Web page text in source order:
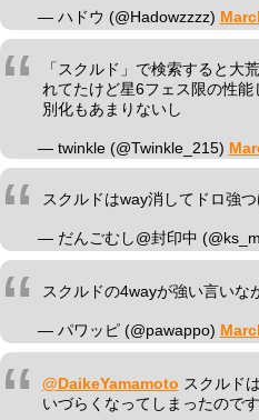
— ハドウ (@Hadowzzzz)
「スクルド」で検索すると大
れてたけど星6フェス限の性
別化もあまりないし
— twinkle (@Twinkle_215)
スクルドはway消してドロ強つ
— だんごむし@封印中
スクルドの4wayが強い言いな
— パワッピ (@pawappo)
@DaikeYamamoto スクルド
いづらくなってしまったので